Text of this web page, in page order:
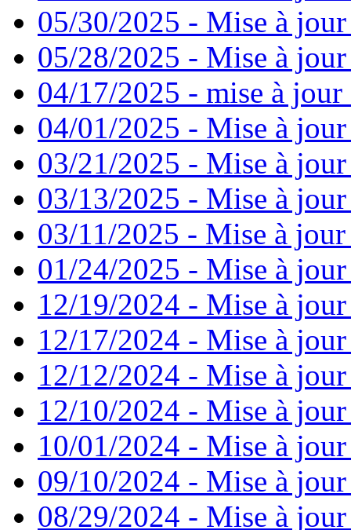
05/30/2025 - Mise à
05/28/2025 - Mise à
04/17/2025 - mise à jour
04/01/2025 - Mise à
03/21/2025 - Mise à
03/13/2025 - Mise à
03/11/2025 - Mise à jour
01/24/2025 - Mise à
12/19/2024 - Mise à
12/17/2024 - Mise à
12/12/2024 - Mise à
12/10/2024 - Mise à
10/01/2024 - Mise à
09/10/2024 - Mise à
08/29/2024 - Mise à